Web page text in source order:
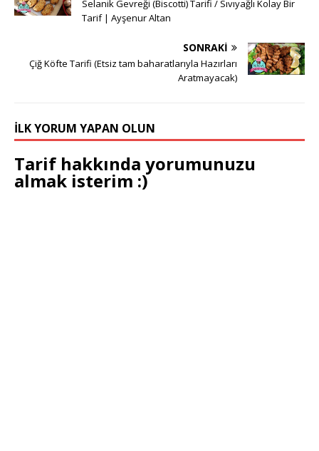
Selanik Gevreği (Biscotti) Tarifi / Sıvıyağlı Kolay Bir
Tarif | Ayşenur Altan
SONRAKI
Çiğ Köfte Tarifi (Etsiz tam baharatlarıyla Hazırları
Aratmayacak)
İLK YORUM YAPAN OLUN
Tarif hakkında yorumunuzu
almak isterim :)